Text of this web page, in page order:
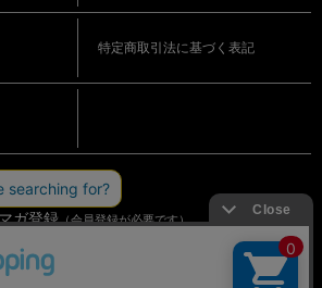
特定商取引法に基づく表記
ガ登録（会員登録が必要です）
SNS